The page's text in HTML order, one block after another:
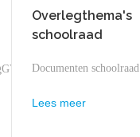
Overlegthema's
schoolraad
Documenten schoolraad
Lees meer